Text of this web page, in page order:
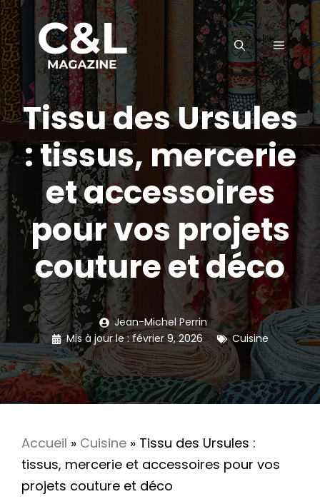
Aller
au
contenu
MENU
Tissu des Ursules
: tissus, mercerie
et accessoires
pour vos projets
couture et déco
Jean-Michel Perrin
Mis à jour le :février 9, 2026 Cuisine
Accueil » Cuisine » Tissu des Ursules :
tissus, mercerie et accessoires pour vos
projets couture et déco